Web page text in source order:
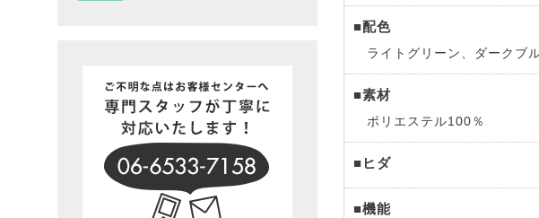
NEXTHOME
BIG SIZE RUG
在庫一掃アウトレット
■配色
ライトグリーン、ダークブ
■素材
ポリエステル100％
■ヒダ
■機能